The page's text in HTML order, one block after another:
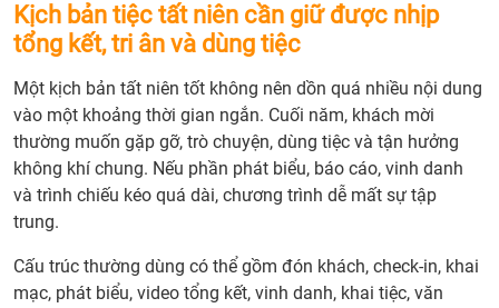
Kịch bản tiệc tất niên cần giữ được nhịp
tổng kết, tri ân và dùng tiệc
Một kịch bản tất niên tốt không nên dồn quá nhiều nội dung
vào một khoảng thời gian ngắn. Cuối năm, khách mời
thường muốn gặp gỡ, trò chuyện, dùng tiệc và tận hưởng
không khí chung. Nếu phần phát biểu, báo cáo, vinh danh
và trình chiếu kéo quá dài, chương trình dễ mất sự tập
trung.
Cấu trúc thường dùng có thể gồm đón khách, check-in, khai
mạc, phát biểu, video tổng kết, vinh danh, khai tiệc, văn